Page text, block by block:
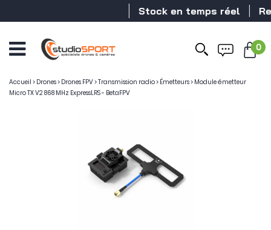
Stock en temps réel
0
Accueil > Drones> Drones FPV>Transmission radio> Émetteurs> Module émetteur
Micro TX V2 868 MHz ExpressLRS - BetaFPV